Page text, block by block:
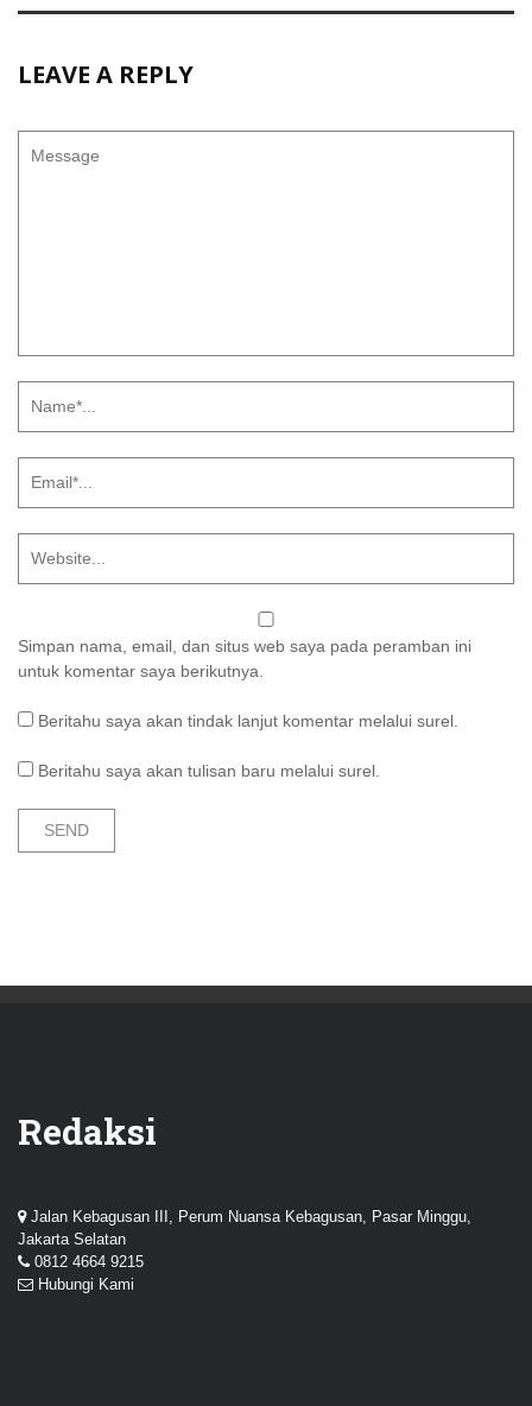
LEAVE A REPLY
Simpan nama, email, dan situs web saya pada peramban ini
untuk komentar saya berikutnya.
Beritahu saya akan tindak lanjut komentar melalui surel.
Beritahu saya akan tulisan baru melalui surel.
Redaksi
Jalan Kebagusan III, Perum Nuansa Kebagusan, Pasar Minggu,
Jakarta Selatan
0812 4664 9215
Hubungi Kami